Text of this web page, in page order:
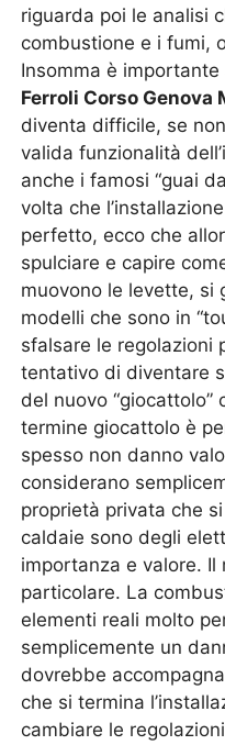
riguarda poi le analisi
combustione e i fumi,
Insomma è importante
Ferroli Corso Genova
diventa difficile, se
valida funzionalità
anche i famosi “guai
volta che
perfetto, ecco che
spulciare e capire
muovono le levette, si
modelli che sono in
sfalsare le regolazioni
tentativo di diventare
del nuovo “giocattolo”
termine giocattolo è
spesso non danno
considerano
proprietà privata che
caldaie sono degli
importanza e valore. Il
particolare. La
elementi reali molto
semplicemente un
dovrebbe
che si termina
cambiare le